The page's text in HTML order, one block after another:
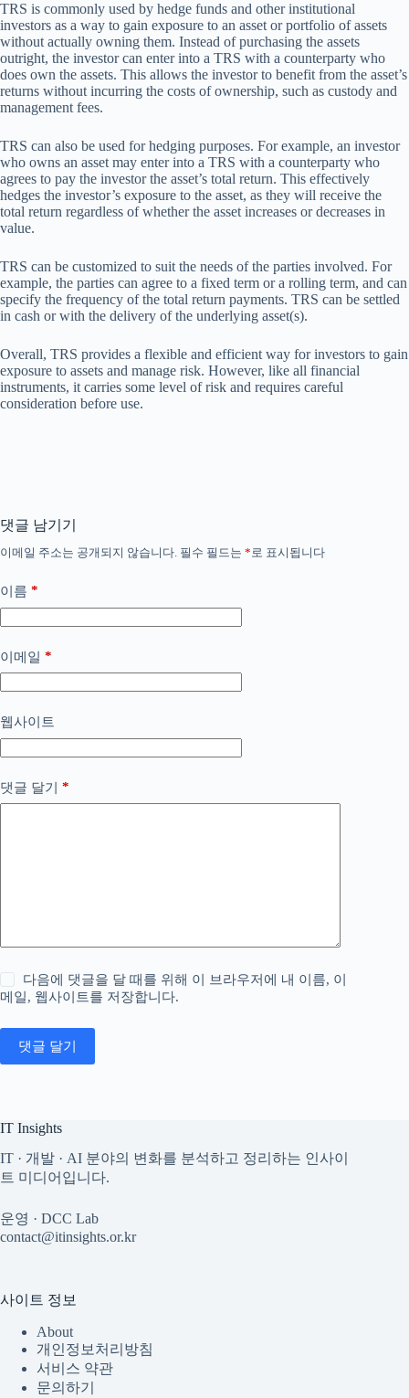
TRS is commonly used by hedge funds and other institutional
investors as a way to gain exposure to an asset or portfolio of assets
without actually owning them. Instead of purchasing the assets
outright, the investor can enter into a TRS with a counterparty who
does own the assets. This allows the investor to benefit from the asset’s
returns without incurring the costs of ownership, such as custody and
management fees.
TRS can also be used for hedging purposes. For example, an investor
who owns an asset may enter into a TRS with a counterparty who
agrees to pay the investor the asset’s total return. This effectively
hedges the investor’s exposure to the asset, as they will receive the
total return regardless of whether the asset increases or decreases in
value.
TRS can be customized to suit the needs of the parties involved. For
example, the parties can agree to a fixed term or a rolling term, and can
specify the frequency of the total return payments. TRS can be settled
in cash or with the delivery of the underlying asset(s).
Overall, TRS provides a flexible and efficient way for investors to gain
exposure to assets and manage risk. However, like all financial
instruments, it carries some level of risk and requires careful
consideration before use.
댓글 남기기
이메일 주소는 공개되지 않습니다. 필수 필드는 *로 표시됩니다
이름 *
이메일 *
웹사이트
댓글 달기 *
다음에 댓글을 달 때를 위해 이 브라우저에 내 이름, 이
메일, 웹사이트를 저장합니다.
댓글 달기
IT Insights
IT · 개발 · AI 분야의 변화를 분석하고 정리하는 인사이
트 미디어입니다.
운영 · DCC Lab
contact@itinsights.or.kr
사이트 정보
About
개인정보처리방침
서비스 약관
문의하기